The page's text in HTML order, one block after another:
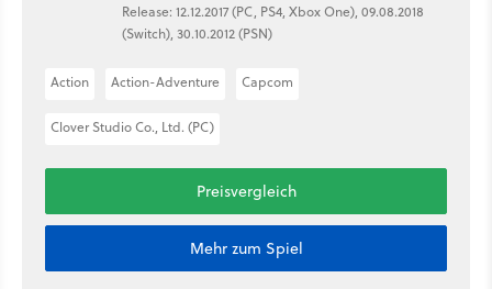
Release: 12.12.2017 (PC, PS4, Xbox One), 09.08.2018
(Switch), 30.10.2012 (PSN)
Action Action-Adventure Capcom
Clover Studio Co., Ltd. (PC)
Preisvergleich
Mehr zum Spiel